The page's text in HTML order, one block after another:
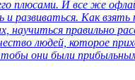
плюсами. И все же
развиваться. Как взять
научиться правильно
людей, которое
они были